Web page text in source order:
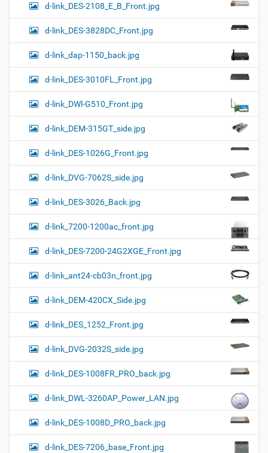
d-link_DES-2108_E_B_Front.jpg
d-link_DES-3828DC_Front.jpg
d-link_dap-1150_back.jpg
d-link_DES-3010FL_Front.jpg
d-link_DWl-G510_Front.jpg
d-link_DEM-315GT_side.jpg
d-link_DES-1026G_Front.jpg
d-link_DVG-7062S_side.jpg
d-link_DES-3026_Back.jpg
d-link_7200-1200ac_front.jpg
d-link_DES-7200-24G2XGE_Front.jpg
d-link_ant24-cb03n_front.jpg
d-link_DEM-420CX_Side.jpg
d-link_DES_1252_Front.jpg
d-link_DVG-2032S_side.jpg
d-link_DES-1008FR_PRO_back.jpg
d-link_DWL-3260AP_Power_LAN.jpg
d-link_DES-1008D_PRO_back.jpg
d-link_DES-7206_base_Front.jpg